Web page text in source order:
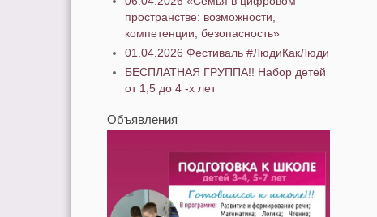
пространстве: возможности,
компетенции, безопасность»
01.04.2026 Фестиваль #ЛюдиКакЛюди
БЕСПЛАТНАЯ ГРУППА!! Набор детей
от 1,5 до 4 -х лет
Объявления